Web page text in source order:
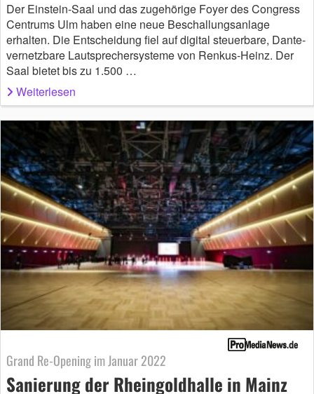
Der Einstein-Saal und das zugehörige Foyer des Congress
Centrums Ulm haben eine neue Beschallungsanlage
erhalten. Die Entscheidung fiel auf digital steuerbare, Dante-
vernetzbare Lautsprechersysteme von Renkus-Heinz. Der
Saal bietet bis zu 1.500 …
Weiterlesen
Grand Re-Opening im Januar 2022
Sanierung der Rheingoldhalle in Mainz